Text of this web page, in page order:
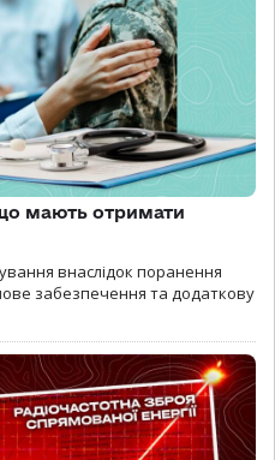
мають отримати
внаслідок поранення
забезпечення та додаткову